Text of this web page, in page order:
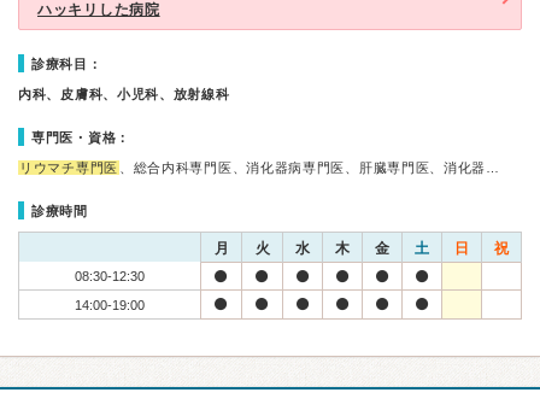
ハッキリした病院
診療科目：
内科、皮膚科、小児科、放射線科
専門医・資格：
リウマチ専門医 、総合内科専門医、消化器病専門医、肝臓専門医、消化器…
診療時間
月 火 水 木 金 土 日 祝
08:30-12:30
14:00-19:00